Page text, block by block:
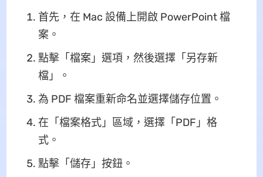
首先，在 Mac 設備上開啟 PowerPoint 檔
案。
點擊「檔案」選項，然後選擇「另存新
檔」。
為 PDF 檔案重新命名並選擇儲存位置。
在「檔案格式」區域，選擇「PDF」格
式。
點擊「儲存」按鈕。